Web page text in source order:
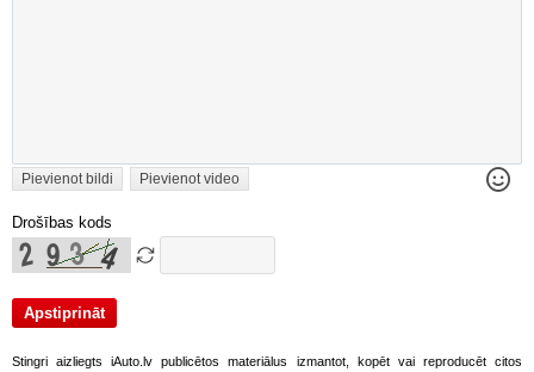
Pievienot bildi Pievienot video
Drošības kods
Stingri aizliegts iAuto.lv publicētos materiālus izmantot, kopēt vai reproducēt citos